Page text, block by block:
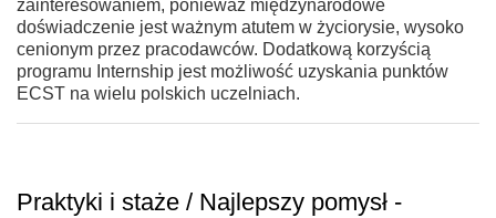
zainteresowaniem, ponieważ międzynarodowe
doświadczenie jest ważnym atutem w życiorysie, wysoko
cenionym przez pracodawców. Dodatkową korzyścią
programu Internship jest możliwość uzyskania punktów
ECST na wielu polskich uczelniach.
Praktyki i staże / Najlepszy pomysł -